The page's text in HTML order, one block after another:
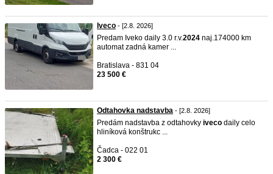
Iveco - [2.8. 2026]
Predam Iveko daily 3.0 r.v.2024 naj.174000 km
automat zadná kamer ...
Bratislava - 831 04
23 500 €
Odtahovka nadstavba - [2.8. 2026]
Predám nadstavba z odtahovky iveco daily celo
hliníková konštrukc ...
Čadca - 022 01
2 300 €